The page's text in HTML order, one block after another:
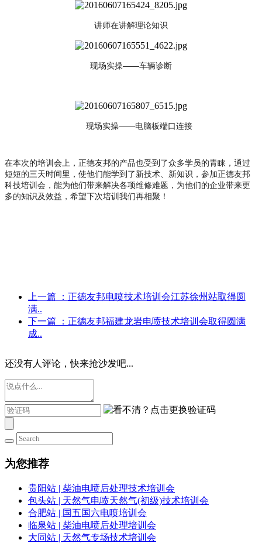
讲师在讲解理论知识
现场实操——车辆诊断
现场实操——电脑板端口连接
在本次的培训会上，正德友邦的产品也受到了众多学员的青睐，通过
短短的三天时间里，使他们能学到了新技术、新知识，参加正德友邦
科技培训会，能为他们带来解决各项维修难题，为他们的企业带来更
多的知识及效益，希望下次培训我们再相聚！
上一篇
：正德友邦电喷技术培训会江苏徐州站取得圆
满..
下一篇
：正德友邦福建龙岩电喷技术培训会取得圆满
成..
还没有人评论，快来抢沙发吧...
为您推荐
贵阳站 | 柴油电喷后处理技术培训会
包头站 | 天然气电喷天然气(初级)技术培训会
合肥站 | 国五国六电喷培训会
临泉站 | 柴油电喷后处理培训会
大同站 | 天然气专场技术培训会